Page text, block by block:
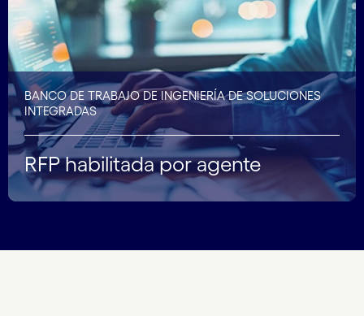
BANCO DE TRABAJO DE INGENIERÍA DE SOLUCIONES
INTEGRADAS
RFP habilitada por agente